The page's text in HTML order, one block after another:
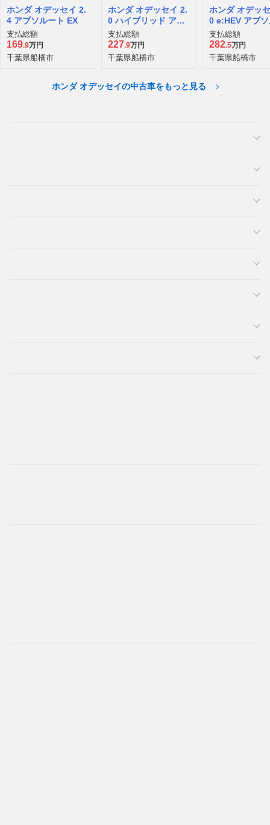
ホンダ オデッセイ 2.
4 アブソルート EX
支払総額
169.9万円
千葉県船橋市
ホンダ オデッセイ 2.
0 ハイブリッド アブ
ソルート ホンダセン
シング EXパッケージ
支払総額
227.9万円
千葉県船橋市
ホンダ オデッ
0 e:HEV アブ
ト EX
支払総額
282.5万円
千葉県船橋市
ホンダ オデッセイの中古車をもっと見る